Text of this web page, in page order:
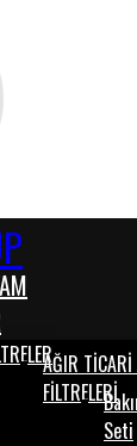
AĞIR TİCARİ
FİLTRELERİ
Seti